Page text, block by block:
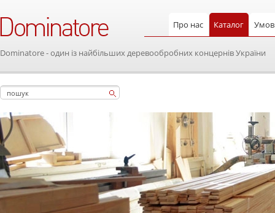
Про нас Каталог
Dominatore - один із найбільших деревообробних концернів України